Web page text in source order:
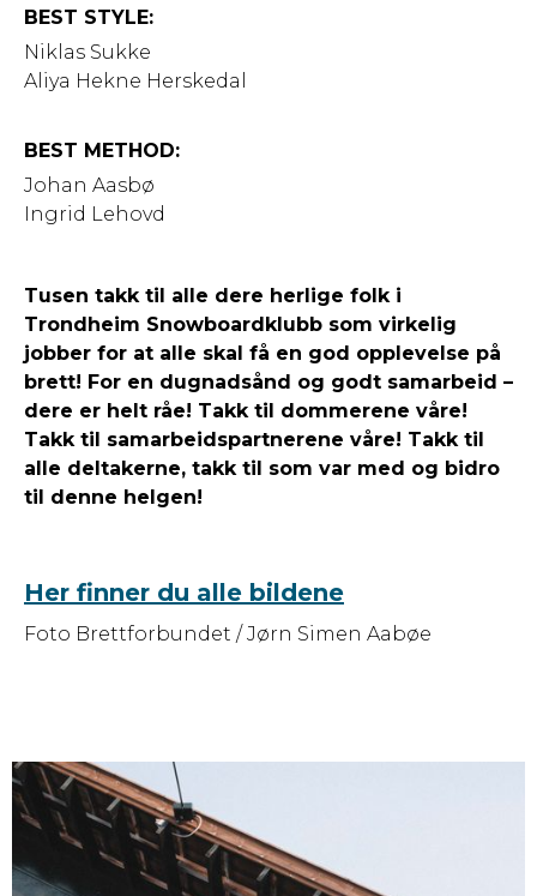
BEST STYLE:
Niklas Sukke
Aliya Hekne Herskedal
BEST METHOD:
Johan Aasbø
Ingrid Lehovd
Tusen takk til alle dere herlige folk i
Trondheim Snowboardklubb som virkelig
jobber for at alle skal få en god opplevelse på
brett! For en dugnadsånd og godt samarbeid –
dere er helt råe! Takk til dommerene våre!
Takk til samarbeidspartnerene våre! Takk til
alle deltakerne, takk til som var med og bidro
til denne helgen!
Her finner du alle bildene
Foto Brettforbundet / Jørn Simen Aabøe